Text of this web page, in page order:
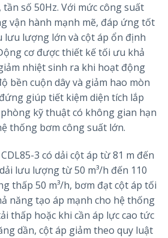
tần số 50Hz. Với mức công suất
vận hành mạnh mẽ, đáp ứng tốt
lưu lượng lớn và cột áp ổn định
cơ được thiết kế tối ưu khả
nhiệt sinh ra khi hoạt động
bền cuộn dây và giảm hao mòn
giúp tiết kiệm diện tích lắp
kỹ thuật có không gian hạn
thống bơm công suất lớn.
3 có dải cột áp từ 81 m đến
lưu lượng từ 50 m³/h đến 110
thấp 50 m³/h, bơm đạt cột áp tối
năng tạo áp mạnh cho hệ thống
thấp hoặc khi cần áp lực cao tức
dần, cột áp giảm theo quy luật